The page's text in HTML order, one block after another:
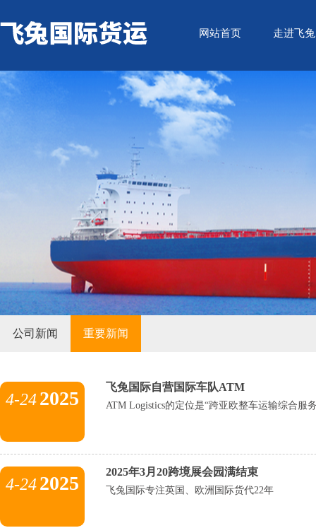
网站首页 走进飞兔
公司新闻 重要新闻
4-242025
飞兔国际自营国际车队ATM
ATM Logistics的定位是“跨亚欧整车运输综合服
4-242025
2025年3月20跨境展会园满结束
飞兔国际专注英国、欧洲国际货代22年